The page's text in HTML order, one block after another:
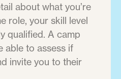
about what you’re
role, your skill level
qualified. A camp
able to assess if
invite you to their